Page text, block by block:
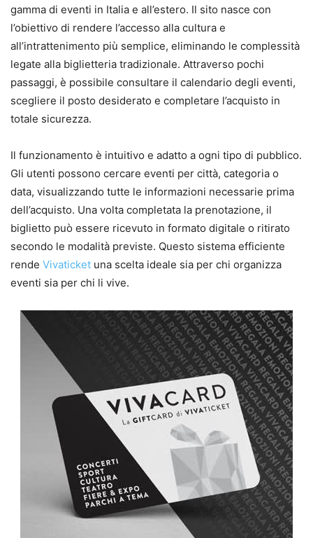
gamma di eventi in Italia e all’estero. Il sito nasce con
l’obiettivo di rendere l’accesso alla cultura e
all’intrattenimento più semplice, eliminando le complessità
legate alla biglietteria tradizionale. Attraverso pochi
passaggi, è possibile consultare il calendario degli eventi,
scegliere il posto desiderato e completare l’acquisto in
totale sicurezza.
Il funzionamento è intuitivo e adatto a ogni tipo di pubblico.
Gli utenti possono cercare eventi per città, categoria o
data, visualizzando tutte le informazioni necessarie prima
dell’acquisto. Una volta completata la prenotazione, il
biglietto può essere ricevuto in formato digitale o ritirato
secondo le modalità previste. Questo sistema efficiente
rende Vivaticket una scelta ideale sia per chi organizza
eventi sia per chi li vive.